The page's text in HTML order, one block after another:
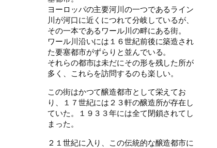
ヨーロッパの主要河川の一つであるライン
川が河口に近くにつれて分岐しているが、
その一本であるワール川の畔にある街。
ワール川沿いには１６世紀前後に築造され
た要塞都市がずらりと並んでいる。
それらの都市は未だにその形を残した所が
多く、これらを訪問するのも楽しい。
この街はかつて醸造都市として栄えてお
り、１７世紀には２３軒の醸造所が存在し
ていた。１９３３年には全て閉鎖されてし
まった。
２１世紀に入り、この伝統的な醸造都市に